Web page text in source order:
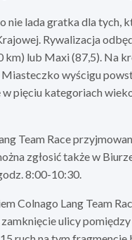
nie lada gratka dla tych,
Rywalizacja
km) lub Maxi (87,5). Na
Miasteczko wyścigu
pięciu kategoriach
Team Race
zgłosić także w
8:00-10:30.
Colnago Lang Team
ulicy